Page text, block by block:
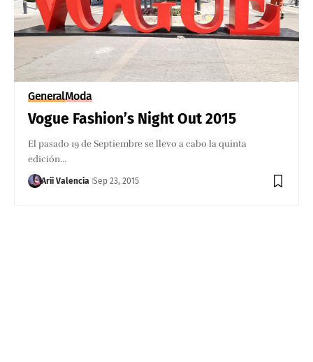
GeneralModa
Vogue Fashion’s Night Out 2015
El pasado 19 de Septiembre se llevo a cabo la quinta
edición…
Arii Valencia Sep 23, 2015